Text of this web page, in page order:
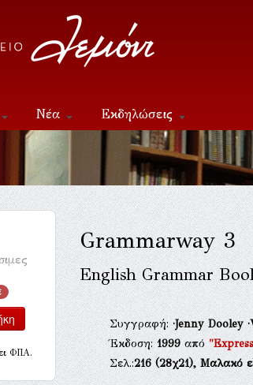
Νέα Εκδηλώσεις
ΦΠΑ.
Grammarway 3
English Grammar
Συγγραφή:·Jenny Dooley
Έκδοση:1999από
Σελ.:216(28χ21), Μαλακό